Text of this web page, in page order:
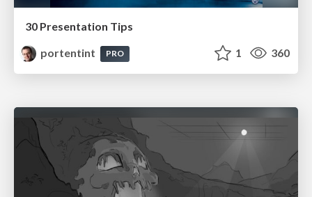
30 Presentation Tips
portentint
PRO 1 360